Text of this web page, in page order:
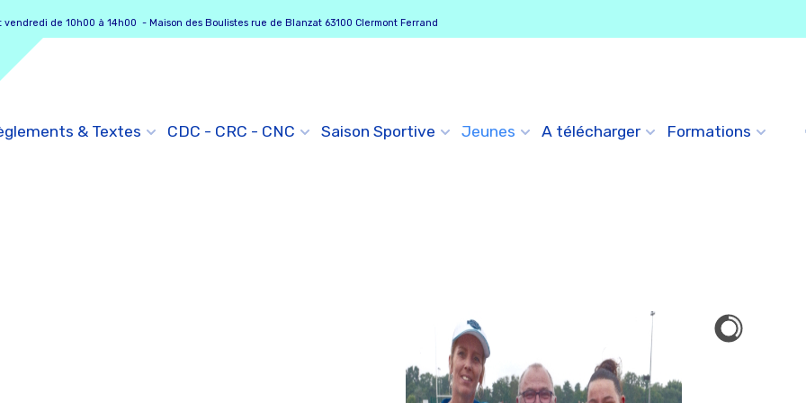
de 10h00 à 14h00 - Maison des Boulistes rue de Blanzat 63100 Clermont Ferrand
& Textes CDC - CRC - CNC Saison Sportive Jeunes A télécharger Formations